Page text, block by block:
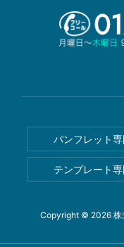
パンフレット専
テンプレート専
Copyright © 2026 株